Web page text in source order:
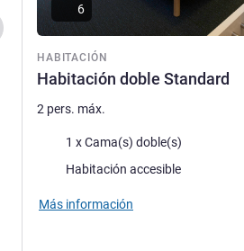
Anterior - Habitación
HABITACIÓN
Habitación doble Standard
6
2 pers. máx.
Ropa de cama
1 x Cama(s) doble(s)
Habitación accesible
Más información